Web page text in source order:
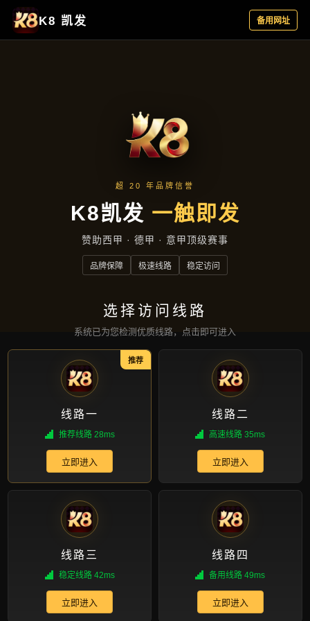
案例精选
首页 案例精选